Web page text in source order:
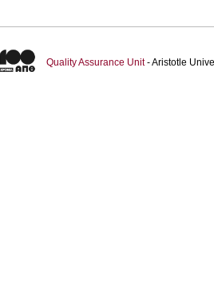
Quality Assurance Unit- Aristotle